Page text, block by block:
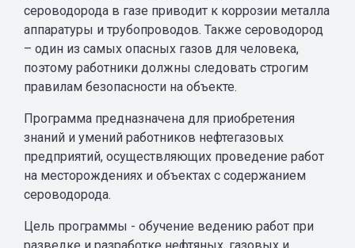
сероводорода в газе приводит к коррозии металла
аппаратуры и трубопроводов. Также сероводород
– один из самых опасных газов для человека,
поэтому работники должны следовать строгим
правилам безопасности на объекте.
Программа предназначена для приобретения
знаний и умений работников нефтегазовых
предприятий, осуществляющих проведение работ
на месторождениях и объектах с содержанием
сероводорода.
Цель программы - обучение ведению работ при